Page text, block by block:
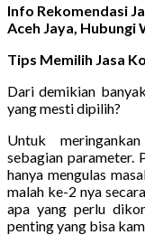
Info Rekomendasi
Aceh Jaya, Hubungi
Tips Memilih Jasa
Dari demikian
yang mesti dipilih?
Untuk
sebagian parameter.
hanya mengulas
malah ke-2 nya
apa yang perlu
penting yang bisa